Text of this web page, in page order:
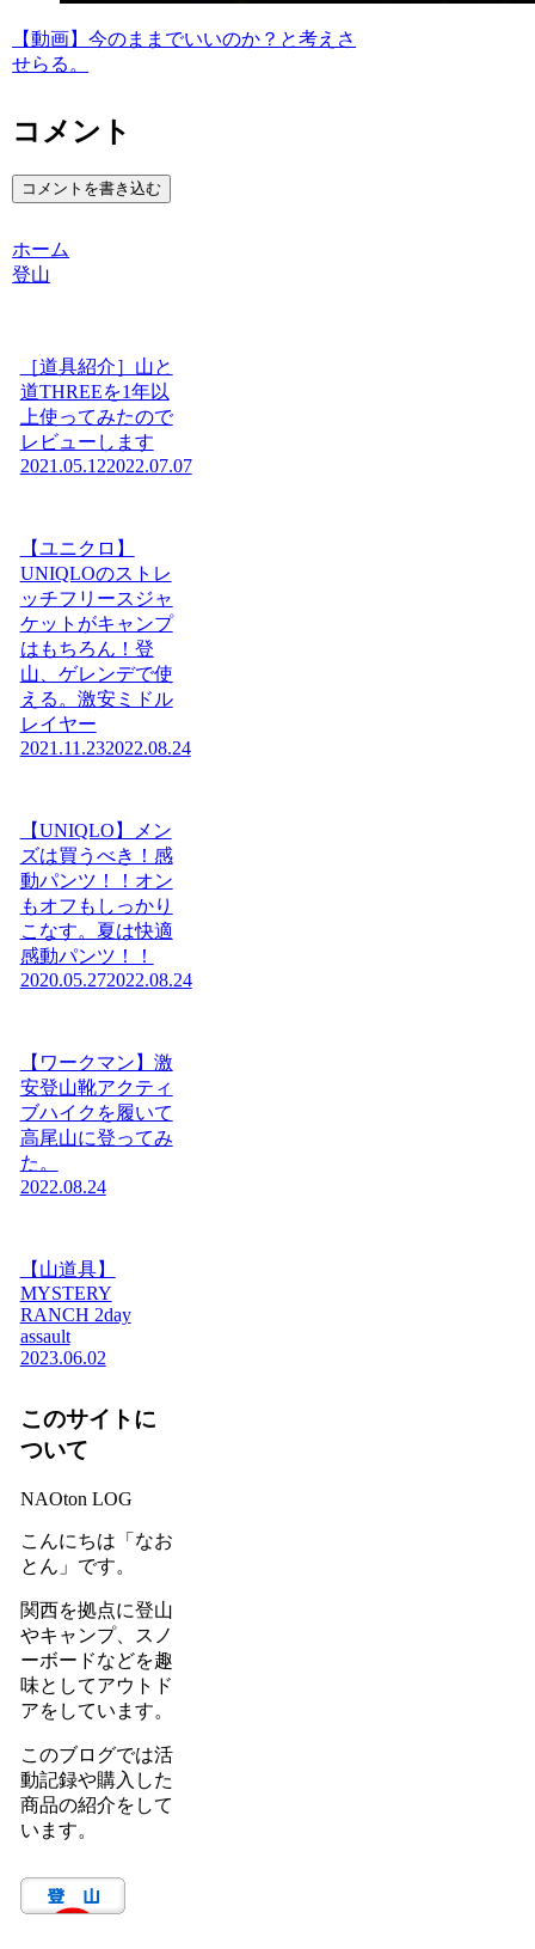
【動画】今のままでいいのか？と考えさ
せらる。
コメント
コメントを書き込む
ホーム
登山
［道具紹介］山と
道THREEを1年以
上使ってみたので
レビューします
2021.05.122022.07.07
【ユニクロ】
UNIQLOのストレ
ッチフリースジャ
ケットがキャンプ
はもちろん！登
山、ゲレンデで使
える。激安ミドル
レイヤー
2021.11.232022.08.24
【UNIQLO】メン
ズは買うべき！感
動パンツ！！オン
もオフもしっかり
こなす。夏は快適
感動パンツ！！
2020.05.272022.08.24
【ワークマン】激
安登山靴アクティ
ブハイクを履いて
高尾山に登ってみ
た。
2022.08.24
【山道具】
MYSTERY
RANCH 2day
assault
2023.06.02
このサイトに
ついて
NAOton LOG
こんにちは「なお
とん」です。
関西を拠点に登山
やキャンプ、スノ
ーボードなどを趣
味としてアウトド
アをしています。
このブログでは活
動記録や購入した
商品の紹介をして
います。